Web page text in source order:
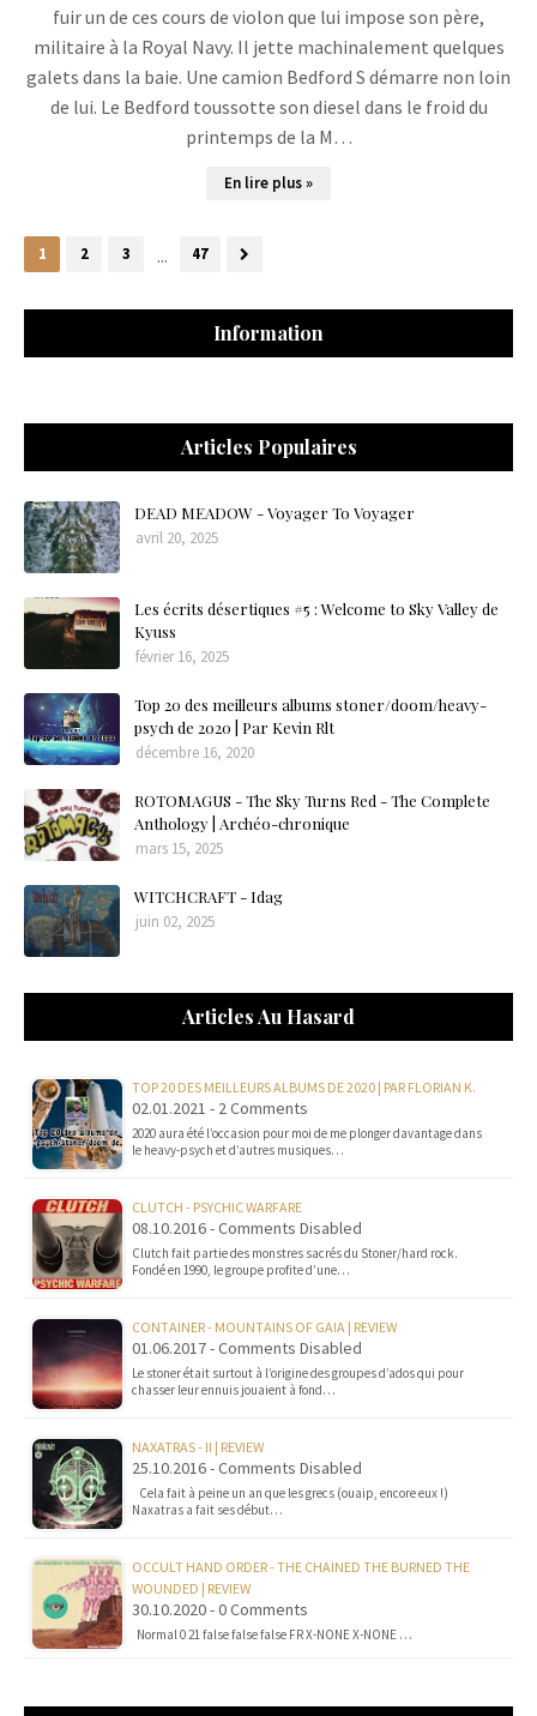
fuir un de ces cours de violon que lui impose son père,
militaire à la Royal Navy. Il jette machinalement quelques
galets dans la baie. Une camion Bedford S démarre non loin
de lui. Le Bedford toussotte son diesel dans le froid du
printemps de la M…
En lire plus »
1 2 3 ... 47
Information
Articles Populaires
DEAD MEADOW - Voyager To Voyager
avril 20, 2025
Les écrits désertiques #5 : Welcome to Sky Valley de
Kyuss
février 16, 2025
Top 20 des meilleurs albums stoner/doom/heavy-
psych de 2020 | Par Kevin Rlt
décembre 16, 2020
ROTOMAGUS - The Sky Turns Red - The Complete
Anthology | Archéo-chronique
mars 15, 2025
WITCHCRAFT - Idag
juin 02, 2025
Articles Au Hasard
TOP 20 DES MEILLEURS ALBUMS DE 2020 | PAR FLORIAN K.
02.01.2021 - 2 Comments
2020 aura été l’occasion pour moi de me plonger davantage dans
le heavy-psych et d’autres musiques…
CLUTCH - PSYCHIC WARFARE
08.10.2016 - Comments Disabled
Clutch fait partie des monstres sacrés du Stoner/hard rock.
Fondé en 1990, le groupe profite d’une…
CONTAINER - MOUNTAINS OF GAIA | REVIEW
01.06.2017 - Comments Disabled
Le stoner était surtout à l’origine des groupes d’ados qui pour
chasser leur ennuis jouaient à fond…
NAXATRAS - II | REVIEW
25.10.2016 - Comments Disabled
Cela fait à peine un an que les grecs (ouaip, encore eux !)
Naxatras a fait ses début…
OCCULT HAND ORDER - THE CHAINED THE BURNED THE
WOUNDED | REVIEW
30.10.2020 - 0 Comments
Normal 0 21 false false false FR X-NONE X-NONE …